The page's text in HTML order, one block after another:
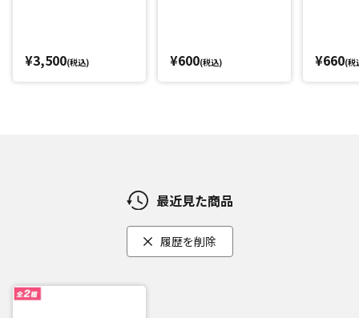
¥3,500(税込) ¥600(税込) ¥660(税
最近見た商品
履歴を削除